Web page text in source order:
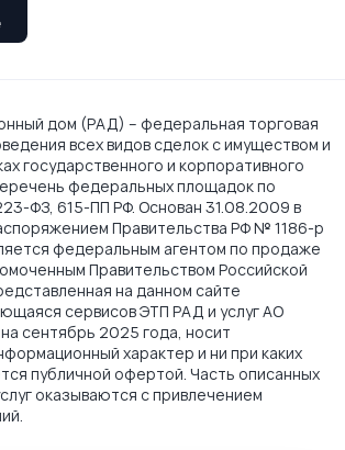
дом (РАД) – федеральная торговая
всех видов сделок с имуществом и
государственного и корпоративного
федеральных площадок по
ФЗ, 615-ПП РФ. Основан 31.08.2009 в
Правительства РФ № 1186-р
федеральным агентом по продаже
Правительством Российской
на данном сайте
сервисов ЭТП РАД и услуг АО
сентябрь 2025 года, носит
характер и ни при каких
публичной офертой. Часть описанных
оказываются с привлечением